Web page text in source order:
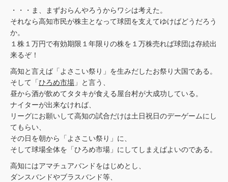
・・・ま、まずおらんやろうからワシは考えた。
それなら高知市民が株主となって球団を支えてゆけばどうだろう
か。
１株１万円で有効期限１年限りの株を１万株売れば球団は存続出
来るぞ！
高知と言えば「よさこい祭り」を生みだしたお祭り大国である。
そして「ひろめ市場 」と言う、
昼から酒が飲めてタタキが食える屋台村が大成功している。
ナイターが出来なければ、
リーグにお願いして高知の試合だけは土日祝日のデーゲームにし
てもらい、
その日を朝から「よさこい祭り」に、
そして球場全体を「ひろめ市場」にしてしまえばよいのである。
高知にはアマチュアバンドをはじめとし、
ダンスバンドやブラスバンド等、